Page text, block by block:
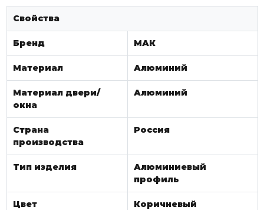
Свойства
Бренд МАК
Материал Алюминий
Материал двери/
окна
Алюминий
Страна
производства
Россия
Тип изделия
Алюминиевый
профиль
Цвет Коричневый